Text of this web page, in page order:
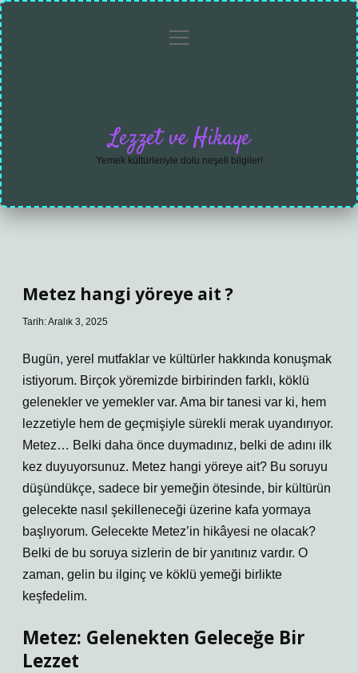
Gizlilikmenüyü
Lezzet ve Hikaye
Yemek kültürleriyle dolu neşeli bilgiler!
Metez hangi yöreye ait ?
Tarih: Aralık 3, 2025
Bugün, yerel mutfaklar ve kültürler hakkında konuşmak
istiyorum. Birçok yöremizde birbirinden farklı, köklü
gelenekler ve yemekler var. Ama bir tanesi var ki, hem
lezzetiyle hem de geçmişiyle sürekli merak uyandırıyor.
Metez… Belki daha önce duymadınız, belki de adını ilk
kez duyuyorsunuz. Metez hangi yöreye ait? Bu soruyu
düşündükçe, sadece bir yemeğin ötesinde, bir kültürün
gelecekte nasıl şekilleneceği üzerine kafa yormaya
başlıyorum. Gelecekte Metez’in hikâyesi ne olacak?
Belki de bu soruya sizlerin de bir yanıtınız vardır. O
zaman, gelin bu ilginç ve köklü yemeği birlikte
keşfedelim.
Metez: Gelenekten Geleceğe Bir
Lezzet